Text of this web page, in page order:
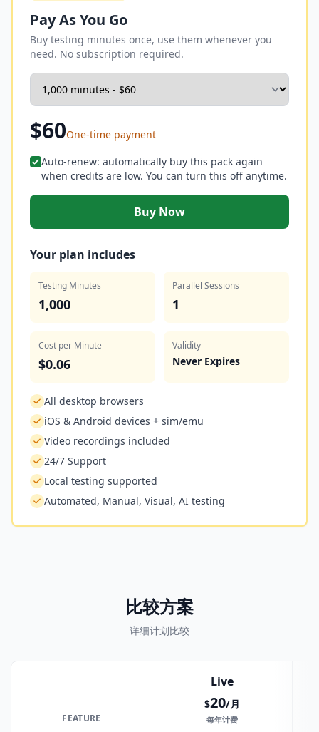
Pay As You Go
Buy testing minutes once, use them whenever you
need. No subscription required.
$60One-time payment
Auto-renew: automatically buy this pack again
when credits are low. You can turn this off anytime.
Buy Now
Your plan includes
Testing Minutes
1,000
Parallel Sessions
1
Cost per Minute
$0.06
Validity
Never Expires
All desktop browsers
iOS & Android devices + sim/emu
Video recordings included
24/7 Support
Local testing supported
Automated, Manual, Visual, AI testing
比较方案
详细计划比较
FEATURE
Live
$20/月
每年计费